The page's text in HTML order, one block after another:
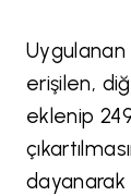
erişilen,
eklenip
dayanarak